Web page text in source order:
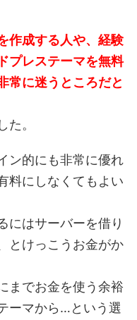
作成する人や、経験
プレステーマを無料
常に迷うところだと
。
ン的にも非常に優れ
料にしなくてもよい
にはサーバーを借り
とけっこうお金がか
までお金を使う余裕
ーマから…という選